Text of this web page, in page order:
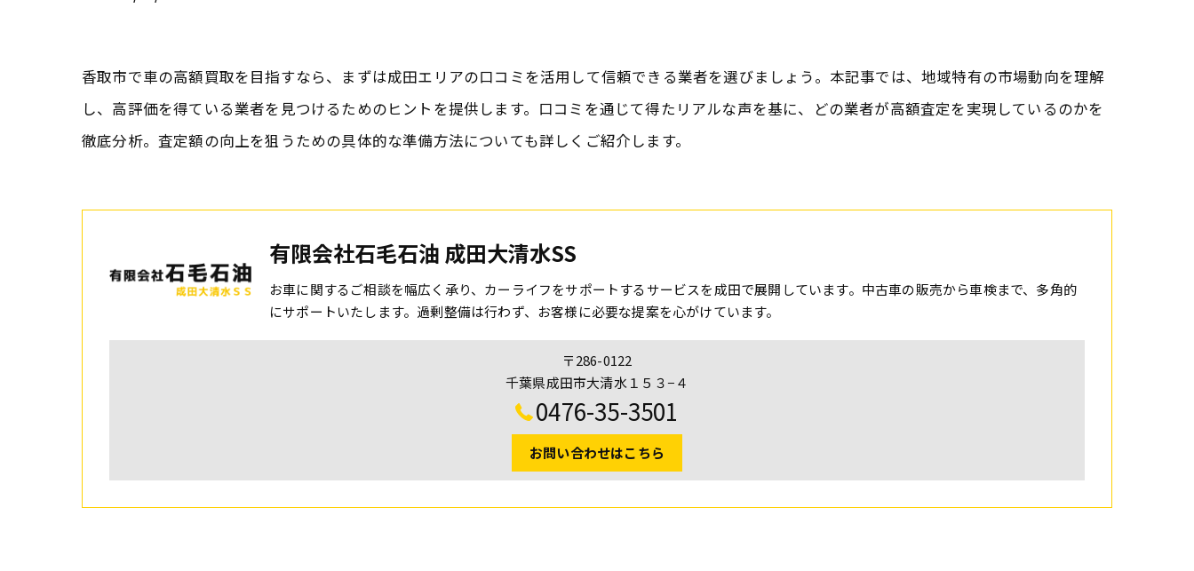
香取市で車の高額買取を目指すなら、まずは成田エリアの口コミを活用して信頼できる業者を選びましょう。本記事では、地域特有の市場動向を理解
し、高評価を得ている業者を見つけるためのヒントを提供します。口コミを通じて得たリアルな声を基に、どの業者が高額査定を実現しているのかを
徹底分析。査定額の向上を狙うための具体的な準備方法についても詳しくご紹介します。
有限会社石毛石油 成田大清水SS
お車に関するご相談を幅広く承り、カーライフをサポートするサービスを成田で展開しています。中古車の販売から車検まで、多角的
にサポートいたします。過剰整備は行わず、お客様に必要な提案を心がけています。
〒286-0122
千葉県成田市大清水１５３−４
0476-35-3501
お問い合わせはこちら